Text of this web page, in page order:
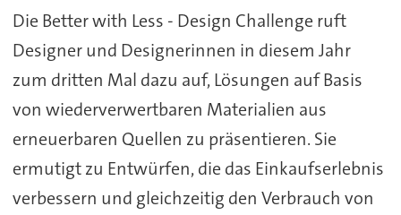
Die Better with Less - Design Challenge ruft
Designer und Designerinnen in diesem Jahr
zum dritten Mal dazu auf, Lösungen auf Basis
von wiederverwertbaren Materialien aus
erneuerbaren Quellen zu präsentieren. Sie
ermutigt zu Entwürfen, die das Einkaufserlebnis
verbessern und gleichzeitig den Verbrauch von